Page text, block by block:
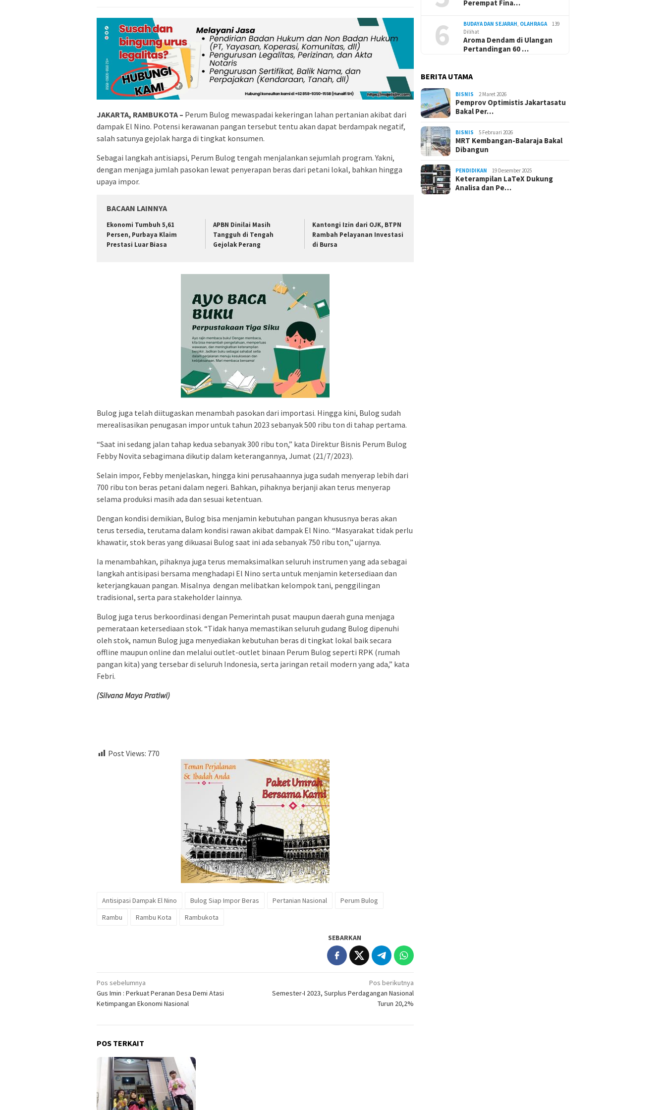
JAKARTA, RAMBUKOTA – Perum Bulog mewaspadai kekeringan lahan pertanian akibat dari
dampak El Nino. Potensi kerawanan pangan tersebut tentu akan dapat berdampak negatif,
salah satunya gejolak harga di tingkat konsumen.
Sebagai langkah antisiapsi, Perum Bulog tengah menjalankan sejumlah program. Yakni,
dengan menjaga jumlah pasokan lewat penyerapan beras dari petani lokal, bahkan hingga
upaya impor.
BACAAN LAINNYA
Ekonomi Tumbuh 5,61
Persen, Purbaya Klaim
Prestasi Luar Biasa
APBN Dinilai Masih
Tangguh di Tengah
Gejolak Perang
Kantongi Izin dari OJK, BTPN
Rambah Pelayanan Investasi
di Bursa
Bulog juga telah diitugaskan menambah pasokan dari importasi. Hingga kini, Bulog sudah
merealisasikan penugasan impor untuk tahun 2023 sebanyak 500 ribu ton di tahap pertama.
“Saat ini sedang jalan tahap kedua sebanyak 300 ribu ton,” kata Direktur Bisnis Perum Bulog
Febby Novita sebagimana dikutip dalam keterangannya, Jumat (21/7/2023).
Selain impor, Febby menjelaskan, hingga kini perusahaannya juga sudah menyerap lebih dari
700 ribu ton beras petani dalam negeri. Bahkan, pihaknya berjanji akan terus menyerap
selama produksi masih ada dan sesuai ketentuan.
Dengan kondisi demikian, Bulog bisa menjamin kebutuhan pangan khususnya beras akan
terus tersedia, terutama dalam kondisi rawan akibat dampak El Nino. “Masyarakat tidak perlu
khawatir, stok beras yang dikuasai Bulog saat ini ada sebanyak 750 ribu ton,” ujarnya.
Ia menambahkan, pihaknya juga terus memaksimalkan seluruh instrumen yang ada sebagai
langkah antisipasi bersama menghadapi El Nino serta untuk menjamin ketersediaan dan
keterjangkauan pangan. Misalnya dengan melibatkan kelompok tani, penggilingan
tradisional, serta para stakeholder lainnya.
Bulog juga terus berkoordinasi dengan Pemerintah pusat maupun daerah guna menjaga
pemerataan ketersediaan stok. “Tidak hanya memastikan seluruh gudang Bulog dipenuhi
oleh stok, namun Bulog juga menyediakan kebutuhan beras di tingkat lokal baik secara
offline maupun online dan melalui outlet-outlet binaan Perum Bulog seperti RPK (rumah
pangan kita) yang tersebar di seluruh Indonesia, serta jaringan retail modern yang ada,” kata
Febri.
(Silvana Maya Pratiwi)
Post Views: 770
Antisipasi Dampak El Nino Bulog Siap Impor Beras Pertanian Nasional
Perum Bulog
Rambu
Rambu Kota Rambukota
SEBARKAN
Navigasi
pos
Pos sebelumnya
Gus Imin : Perkuat Peranan Desa Demi Atasi
Ketimpangan Ekonomi Nasional
Pos berikutnya
Semester-I 2023, Surplus Perdagangan Nasional
Turun 20,2%
POS TERKAIT
Perempat Fina…
6 BUDAYA DAN SEJARAH OLAHRAGA
139
Dilihat
Aroma Dendam di Ulangan
Pertandingan 60 …
BERITA UTAMA
BISNIS 2 Maret 2026
Pemprov Optimistis Jakartasatu
Bakal Per…
BISNIS 5 Februari 2026
MRT Kembangan-Balaraja Bakal
Dibangun
PENDIDIKAN 19 Desember 2025
Keterampilan LaTeX Dukung
Analisa dan Pe…